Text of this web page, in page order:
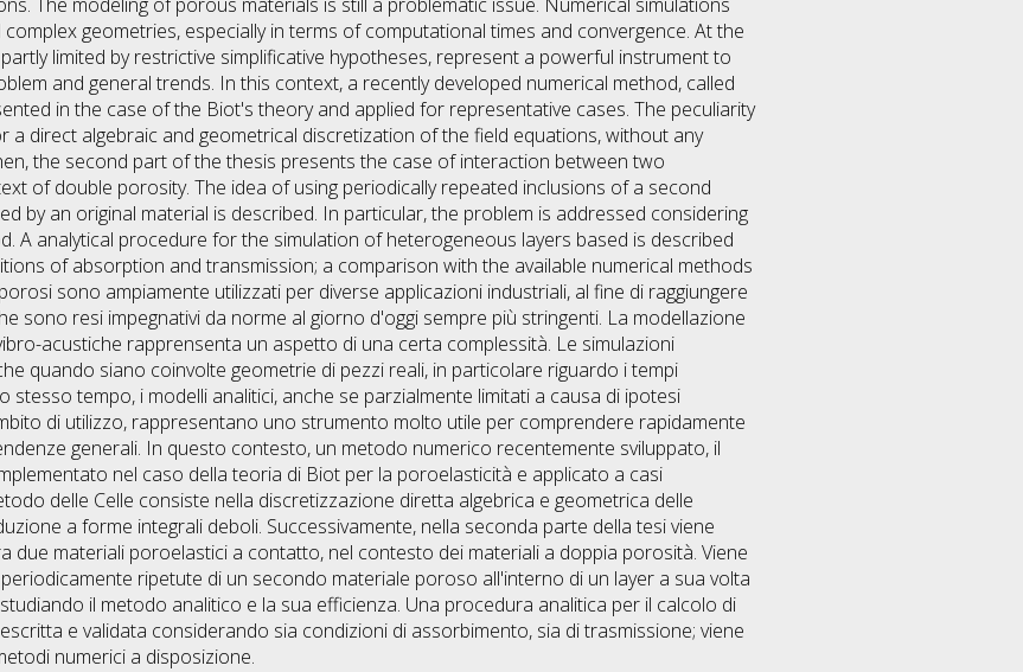
geometries, especially in terms of computational times and convergence. At the
limited by restrictive simplificative hypotheses, represent a powerful instrument to
and general trends. In this context, a recently developed numerical method, called
in the case of the Biot's theory and applied for representative cases. The peculiarity
a direct algebraic and geometrical discretization of the field equations, without any
the second part of the thesis presents the case of interaction between two
of double porosity. The idea of using periodically repeated inclusions of a second
by an original material is described. In particular, the problem is addressed considering
A analytical procedure for the simulation of heterogeneous layers based is described
of absorption and transmission; a comparison with the available numerical methods
sono ampiamente utilizzati per diverse applicazioni industriali, al fine di raggiungere
sono resi impegnativi da norme al giorno d'oggi sempre più stringenti. La modellazione
acustiche rapprensenta un aspetto di una certa complessità. Le simulazioni
quando siano coinvolte geometrie di pezzi reali, in particolare riguardo i tempi
stesso tempo, i modelli analitici, anche se parzialmente limitati a causa di ipotesi
di utilizzo, rappresentano uno strumento molto utile per comprendere rapidamente
generali. In questo contesto, un metodo numerico recentemente sviluppato, il
nel caso della teoria di Biot per la poroelasticità e applicato a casi
delle Celle consiste nella discretizzazione diretta algebrica e geometrica delle
a forme integrali deboli. Successivamente, nella seconda parte della tesi viene
due materiali poroelastici a contatto, nel contesto dei materiali a doppia porosità. Viene
ripetute di un secondo materiale poroso all'interno di un layer a sua volta
il metodo analitico e la sua efficienza. Una procedura analitica per il calcolo di
e validata considerando sia condizioni di assorbimento, sia di trasmissione; viene
numerici a disposizione.